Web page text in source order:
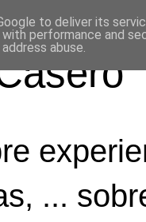
...
to deliver its
with performance and
abuse.